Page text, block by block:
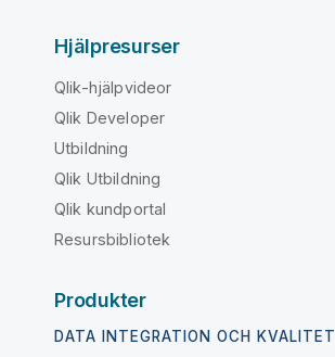
Hjälpresurser
Qlik-hjälpvideor
Qlik Developer
Utbildning
Qlik Utbildning
Qlik kundportal
Resursbibliotek
Produkter
DATA INTEGRATION OCH KVALITET